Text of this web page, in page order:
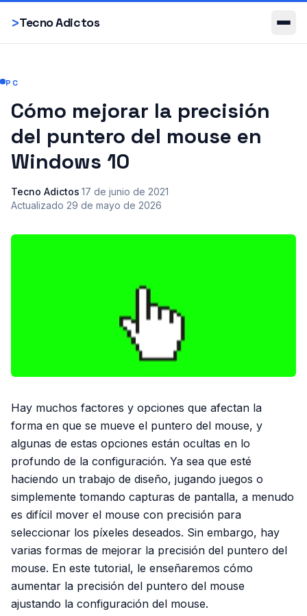
>Tecno Adictos
Smartphones
PC
Cómo mejorar la precisión
del puntero del mouse en
Windows 10
Tecno Adictos·17 de junio de 2021·
Actualizado 29 de mayo de 2026
Hay muchos factores y opciones que afectan la
forma en que se mueve el puntero del mouse, y
algunas de estas opciones están ocultas en lo
profundo de la configuración. Ya sea que esté
haciendo un trabajo de diseño, jugando juegos o
simplemente tomando capturas de pantalla, a menudo
es difícil mover el mouse con precisión para
seleccionar los píxeles deseados. Sin embargo, hay
varias formas de mejorar la precisión del puntero del
mouse. En este tutorial, le enseñaremos cómo
aumentar la precisión del puntero del mouse
ajustando la configuración del mouse.